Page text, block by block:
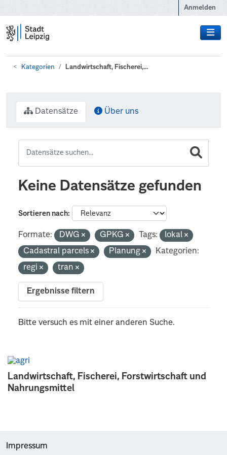
Anmelden
Kategorien Landwirtschaft, Fischerei,...
Landwirtschaft, Fischerei, Forstwirtschaft und
Nahrungsmittel
Datensätze Über uns
Keine Datensätze gefunden
Sortieren nach
Formate: DWG GPKG Tags:
lokal
Cadastral parcels
Planung
Kategorien:
regi
tran
Ergebnisse filtern
Bitte versuch es mit einer anderen Suche.
Impressum